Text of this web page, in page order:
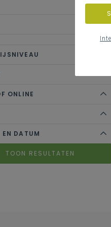
ONLINE
DATUM
TOON RESULTATEN